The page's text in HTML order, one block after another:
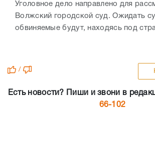
Уголовное дело направлено для
Волжский городской суд. Ожидать
обвиняемые будут, находясь под
/
Есть новости? Пиши и звони в
66-102